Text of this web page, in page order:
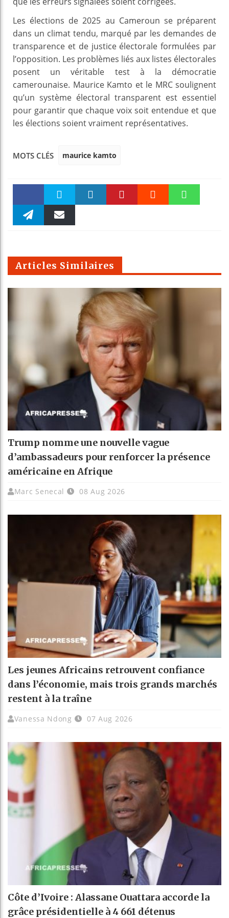
Les élections de 2025 au Cameroun se préparent
dans un climat tendu, marqué par les demandes de
transparence et de justice électorale formulées par
l’opposition. Les problèmes liés aux listes électorales
posent un véritable test à la démocratie
camerounaise. Maurice Kamto et le MRC soulignent
qu’un système électoral transparent est essentiel
pour garantir que chaque voix soit entendue et que
les élections soient vraiment représentatives.
MOTS CLÉS maurice kamto
Faceboo Twitter
m
Articles Similaires
Trump nomme une nouvelle vague
d’ambassadeurs pour renforcer la présence
américaine en Afrique
Marc Senecal 08 Aug 2026
Les jeunes Africains retrouvent confiance
dans l’économie, mais trois grands marchés
restent à la traîne
Vanessa Ndong 07 Aug 2026
Côte d’Ivoire : Alassane Ouattara accorde la
grâce présidentielle à 4 661 détenus